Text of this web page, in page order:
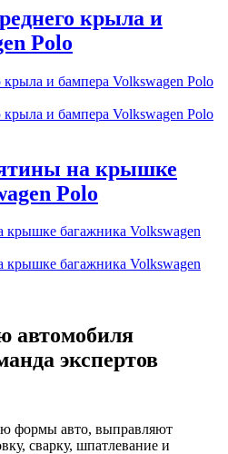
крыла и
Polo
на крышке
Polo
автомобиля
экспертов
формы авто, выправляют
сварку, шпатлевание и